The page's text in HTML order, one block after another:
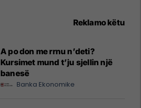
Reklamo këtu
A po don me rrnu n’deti?
Kursimet mund t’ju sjellin një
banesë
Banka Ekonomike